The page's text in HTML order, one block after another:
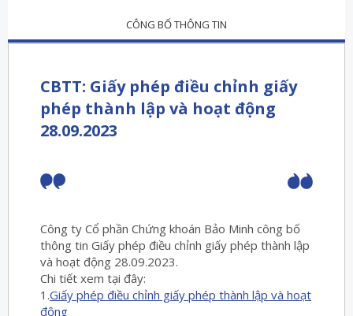
CÔNG BỐ THÔNG TIN
CBTT: Giấy phép điều chỉnh giấy
phép thành lập và hoạt động
28.09.2023
Công ty Cổ phần Chứng khoán Bảo Minh công bố
thông tin Giấy phép điều chỉnh giấy phép thành lập
và hoạt động 28.09.2023.
Chi tiết xem tại đây:
1.Giấy phép điều chỉnh giấy phép thành lập và hoạt
động